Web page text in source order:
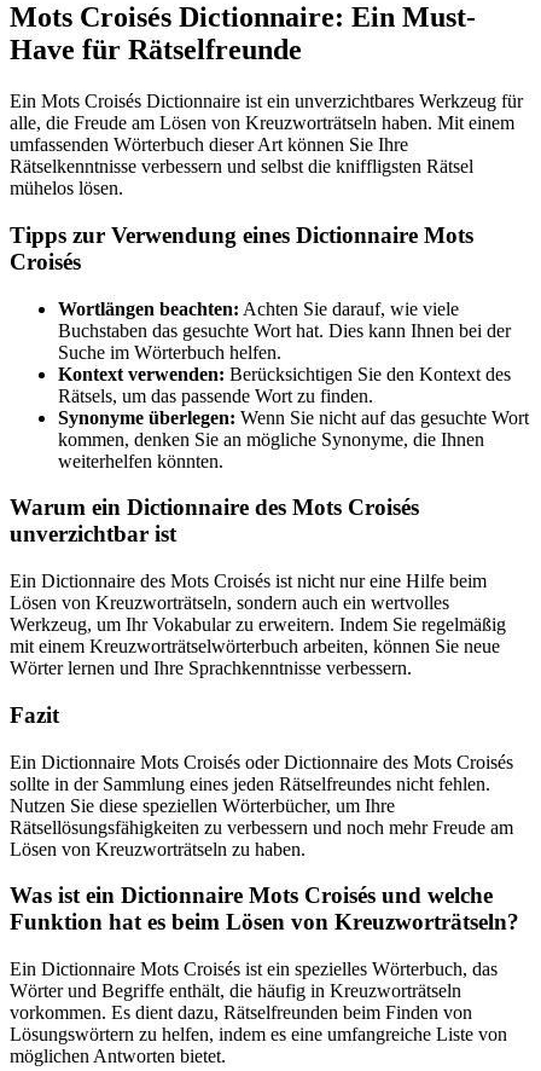
Mots Croisés Dictionnaire: Ein Must-
Have für Rätselfreunde
Ein Mots Croisés Dictionnaire ist ein unverzichtbares Werkzeug für
alle, die Freude am Lösen von Kreuzworträtseln haben. Mit einem
umfassenden Wörterbuch dieser Art können Sie Ihre
Rätselkenntnisse verbessern und selbst die kniffligsten Rätsel
mühelos lösen.
Tipps zur Verwendung eines Dictionnaire Mots
Croisés
Wortlängen beachten: Achten Sie darauf, wie viele
Buchstaben das gesuchte Wort hat. Dies kann Ihnen bei der
Suche im Wörterbuch helfen.
Kontext verwenden: Berücksichtigen Sie den Kontext des
Rätsels, um das passende Wort zu finden.
Synonyme überlegen: Wenn Sie nicht auf das gesuchte Wort
kommen, denken Sie an mögliche Synonyme, die Ihnen
weiterhelfen könnten.
Warum ein Dictionnaire des Mots Croisés
unverzichtbar ist
Ein Dictionnaire des Mots Croisés ist nicht nur eine Hilfe beim
Lösen von Kreuzworträtseln, sondern auch ein wertvolles
Werkzeug, um Ihr Vokabular zu erweitern. Indem Sie regelmäßig
mit einem Kreuzworträtselwörterbuch arbeiten, können Sie neue
Wörter lernen und Ihre Sprachkenntnisse verbessern.
Fazit
Ein Dictionnaire Mots Croisés oder Dictionnaire des Mots Croisés
sollte in der Sammlung eines jeden Rätselfreundes nicht fehlen.
Nutzen Sie diese speziellen Wörterbücher, um Ihre
Rätsellösungsfähigkeiten zu verbessern und noch mehr Freude am
Lösen von Kreuzworträtseln zu haben.
Was ist ein Dictionnaire Mots Croisés und welche
Funktion hat es beim Lösen von Kreuzworträtseln?
Ein Dictionnaire Mots Croisés ist ein spezielles Wörterbuch, das
Wörter und Begriffe enthält, die häufig in Kreuzworträtseln
vorkommen. Es dient dazu, Rätselfreunden beim Finden von
Lösungswörtern zu helfen, indem es eine umfangreiche Liste von
möglichen Antworten bietet.